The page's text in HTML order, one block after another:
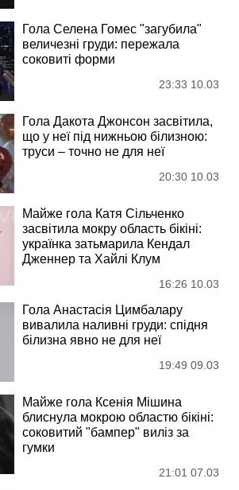
Гола Селена Гомес "загубила"
величезні груди: пережала
соковиті форми
23:33 10.03
Гола Дакота Джонсон засвітила,
що у неї під нижньою білизною:
труси – точно не для неї
20:30 10.03
Майже гола Катя Сільченко
засвітила мокру область бікіні:
українка затьмарила Кендал
Дженнер та Хайлі Клум
16:26 10.03
Гола Анастасія Цимбалару
вивалила наливні груди: спідня
білизна явно не для неї
19:49 09.03
Майже гола Ксенія Мішина
блиснула мокрою областю бікіні:
соковитий "бампер" виліз за
гумки
21:01 07.03